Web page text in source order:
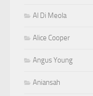
Al Di Meola
Alice Cooper
Angus Young
Aniansah